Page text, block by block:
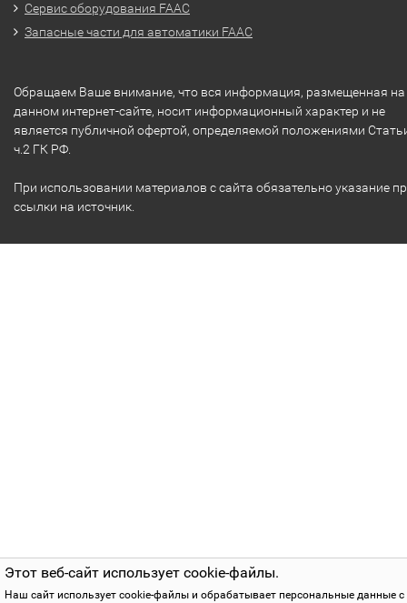
Этот веб-сайт использует cookie-файлы.
Наш сайт использует cookie-файлы и обрабатывает персональные данные с
Сервис оборудования FAAC
Запасные части для автоматики FAAC
Обращаем Ваше внимание, что вся информация, размещенная на
данном интернет-сайте, носит информационный характер и не
является публичной офертой, определяемой положениями
ч.2 ГК РФ.
При использовании материалов с сайта обязательно указание
ссылки на источник.